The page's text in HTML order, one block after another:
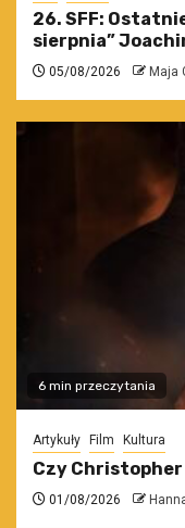
26. SFF:
sierpnia”
05/08/2026 Maja
6 min przeczytania
Artykuły Film Kultura
Czy Christopher
01/08/2026